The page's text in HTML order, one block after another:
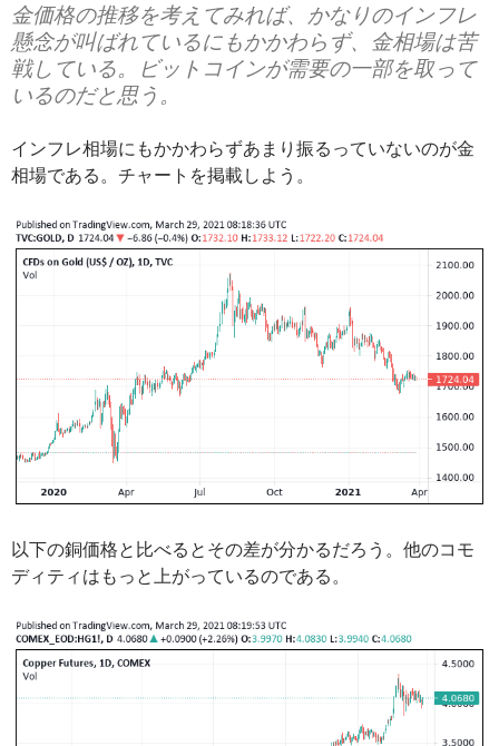
金価格の推移を考えてみれば、かなりのインフレ
懸念が叫ばれているにもかかわらず、金相場は苦
戦している。ビットコインが需要の一部を取って
いるのだと思う。
インフレ相場にもかかわらずあまり振るっていないのが金
相場である。チャートを掲載しよう。
以下の銅価格と比べるとその差が分かるだろう。他のコモ
ディティはもっと上がっているのである。